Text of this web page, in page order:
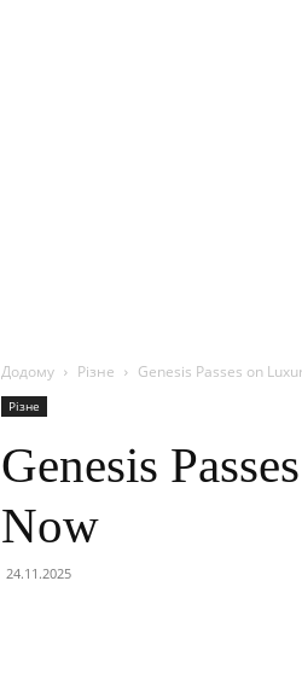
Додому Різне Genesis Passes on
Різне
Genesis
Now
24.11.2025